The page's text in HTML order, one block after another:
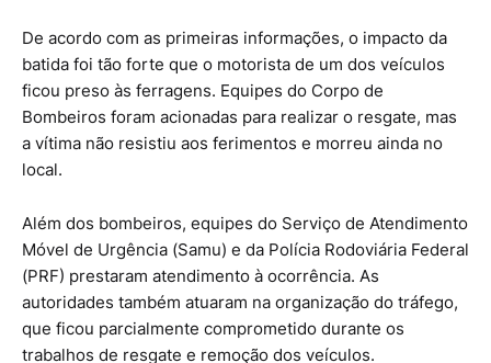
De acordo com as primeiras informações, o impacto da
batida foi tão forte que o motorista de um dos veículos
ficou preso às ferragens. Equipes do Corpo de
Bombeiros foram acionadas para realizar o resgate, mas
a vítima não resistiu aos ferimentos e morreu ainda no
local.
Além dos bombeiros, equipes do Serviço de Atendimento
Móvel de Urgência (Samu) e da Polícia Rodoviária Federal
(PRF) prestaram atendimento à ocorrência. As
autoridades também atuaram na organização do tráfego,
que ficou parcialmente comprometido durante os
trabalhos de resgate e remoção dos veículos.